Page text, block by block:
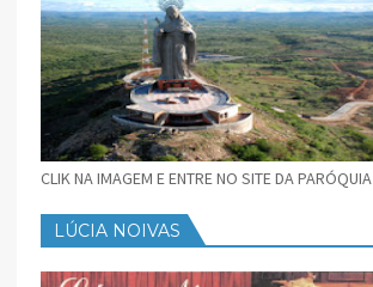
CLIK NA IMAGEM E ENTRE NO SITE DA PARÓQUIA
LÚCIA NOIVAS